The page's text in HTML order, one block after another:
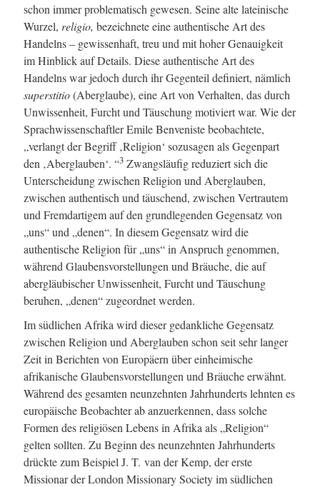
schon immer problematisch gewesen. Seine alte lateinische
Wurzel, religio, bezeichnete eine authentische Art des
Handelns – gewissenhaft, treu und mit hoher Genauigkeit
im Hinblick auf Details. Diese authentische Art des
Handelns war jedoch durch ihr Gegenteil definiert, nämlich
superstitio(Aberglaube), eine Art von Verhalten, das durch
Unwissenheit, Furcht und Täuschung motiviert war. Wie der
Sprachwissenschaftler Emile Benveniste beobachtete,
„verlangt der Begriff ‚Religion‘ sozusagen als Gegenpart
den ‚Aberglauben‘. “3 Zwangsläufig reduziert sich die
Unterscheidung zwischen Religion und Aberglauben,
zwischen authentisch und täuschend, zwischen Vertrautem
und Fremdartigem auf den grundlegenden Gegensatz von
„uns“ und „denen“. In diesem Gegensatz wird die
authentische Religion für „uns“ in Anspruch genommen,
während Glaubensvorstellungen und Bräuche, die auf
abergläubischer Unwissenheit, Furcht und Täuschung
beruhen, „denen“ zugeordnet werden.
Im südlichen Afrika wird dieser gedankliche Gegensatz
zwischen Religion und Aberglauben schon seit sehr langer
Zeit in Berichten von Europäern über einheimische
afrikanische Glaubensvorstellungen und Bräuche erwähnt.
Während des gesamten neunzehnten Jahrhunderts lehnten es
europäische Beobachter ab anzuerkennen, dass solche
Formen des religiösen Lebens in Afrika als „Religion“
gelten sollten. Zu Beginn des neunzehnten Jahrhunderts
drückte zum Beispiel J. T. van der Kemp, der erste
Missionar der London Missionary Society im südlichen